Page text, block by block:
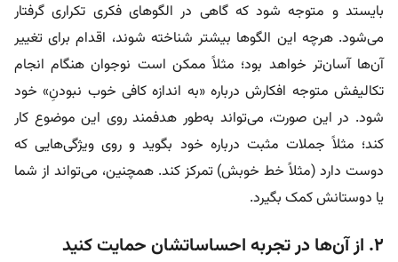
بایستد و متوجه شود که گاهی در الگوهای فکری تکراری گرفتار
می‌شود. هرچه این الگوها بیشتر شناخته شوند، اقدام برای تغییر
آن‌ها آسان‌تر خواهد بود؛ مثلاً ممکن است نوجوان هنگام انجام
تکالیفش متوجه افکارش درباره «به اندازه کافی خوب‌ نبودنِ» خود
شود. در این صورت، می‌تواند به‌طور هدفمند روی این موضوع کار
کند؛ مثلاً جملات مثبت درباره خود بگوید و روی ویژگی‌هایی که
دوست دارد (مثلاً خط خوبش) تمرکز کند. همچنین، می‌تواند از شما
یا دوستانش کمک بگیرد.
۲. از آن‌ها در تجربه احساساتشان حمایت کنید